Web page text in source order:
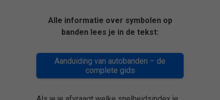
Alle informatie over symbolen op
banden lees je in de tekst:
Aanduiding van autobanden – de
complete gids